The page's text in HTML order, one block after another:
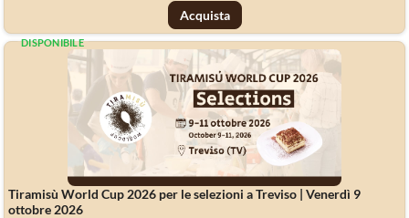
Acquista
Tiramisù World Cup 2026 per le selezioni a Treviso | Venerdì 9
ottobre 2026
DISPONIBILE